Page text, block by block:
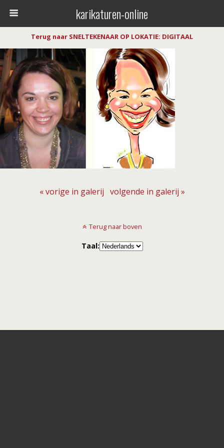
karikaturen-online
Terug naar SNELTEKENAAR OP LOKATIE: DIGITAAL
« vorige in galerij volgende in galerij »
Terug naar boven
Taal: